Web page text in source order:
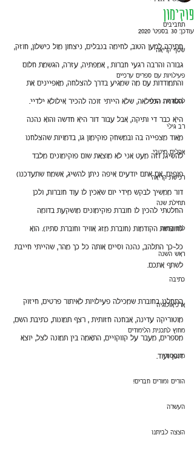
תחביבים
שטף קריאה
פעילויות עם ספרים ערכיים
למלא את הדלי
רב גילי
אקלים מיטבי
רכישת קריאה
תחילת שנה
לוח המאה
ראש השנה
כתיבה
ארכיאולוגיה
מחוץ לתכנית הלימודים
מונטסורי
הורים ומורים חברים!
העשרה
הצצה לביתנו
פוקימון
עודכן: 30 בספט׳ 2020
חתירה למען הטוב, לחימה בנבלים, ניצחון מול כישלון, חוזק,
גבורה והרבה רגעי חברות , אמפתיה, עזרה, הגשמת חלום
והתמודדות עם מה שמגיע בדרך להצלחה, מאפיינים את
הסדרה הנפלאה, שלא הייתי זוכה להכיר אילולא ילדיי.
היא כבר די ותיקה, אבל עבור דור היא חדשה והוא נהנה
מאוד מצפייה בה ובמשחק פוקימון גו, בדמויות שהצלחנו
להשיג( וזה מעט אני לא מוצאת שום פוקימונים מלבד
פופים. אם אתם יודעים איפה ניתן להשיג, אשמח שתעדכנו)
דור ממשיך לבקש מידי יום שאכין לו עוד חוברות, ולכן
החלטתי להכין לו חוברת פוקימונים מושקעת בדומה
לחוברות הקודמות (חוברת מזג אוויר וחוברת סתיו). הוא
כל-כך התלהב, נהנה וסיים אותה כל כך מהר, שהייתי חייבת
לשתף אתכם.
התחלנו בחוברת שמכילה פעילויות לאיתור פרטים, חיזוק
מוטוריקה עדינה, אבחנה חזותית , רצף תמונות, כתיבת השם,
מספרים, מעבר על קווקויים, התאמה בין תמונה לצל, יוצא
דופן ועוד.